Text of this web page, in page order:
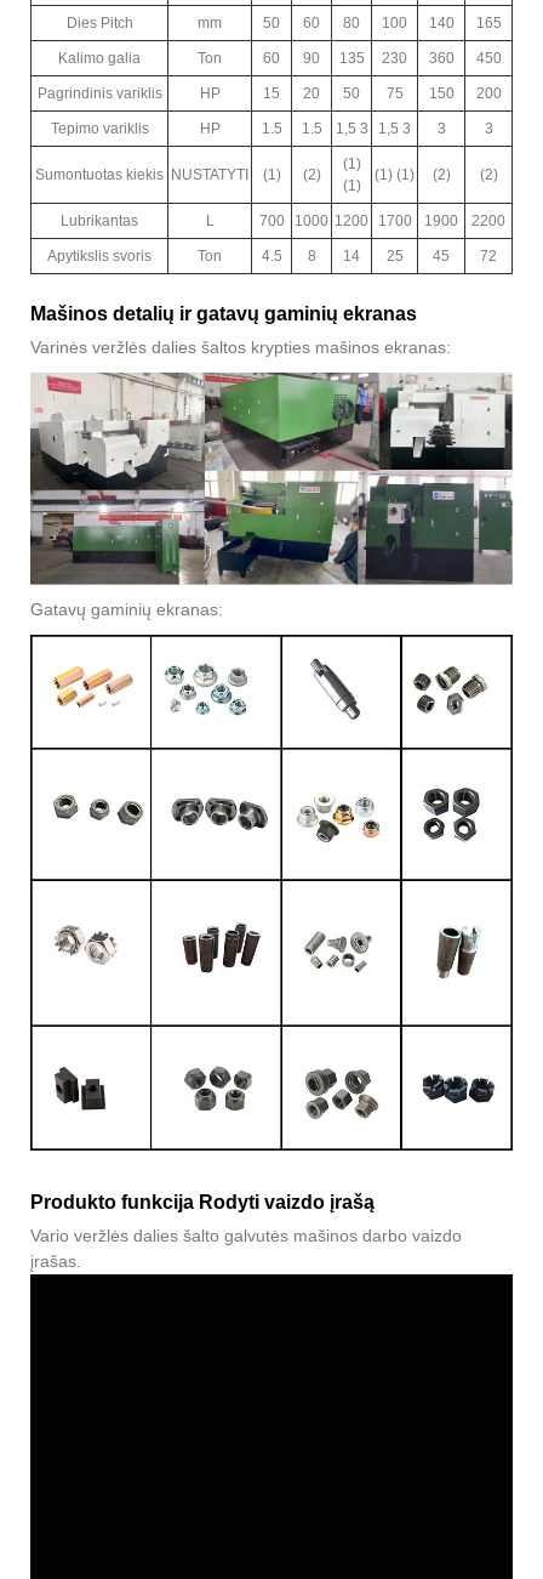
Dies Pitch mm 50 60 80 100 140 165
Kalimo galia Ton 60 90 135 230 360 450
Pagrindinis variklis HP 15 20 50 75 150 200
Tepimo variklis HP 1.5 1.5 1,5 3 1,5 3 3 3
Sumontuotas kiekis NUSTATYTI (1) (2)
(1)
(1)
(1) (1) (2) (2)
Lubrikantas L 700 1000 1200 1700 1900 2200
Apytikslis svoris Ton 4.5 8 14 25 45 72
Mašinos detalių ir gatavų gaminių ekranas
Varinės veržlės dalies šaltos krypties mašinos ekranas:
Gatavų gaminių ekranas:
Produkto funkcija Rodyti vaizdo įrašą
Vario veržlės dalies šalto galvutės mašinos darbo vaizdo
įrašas.